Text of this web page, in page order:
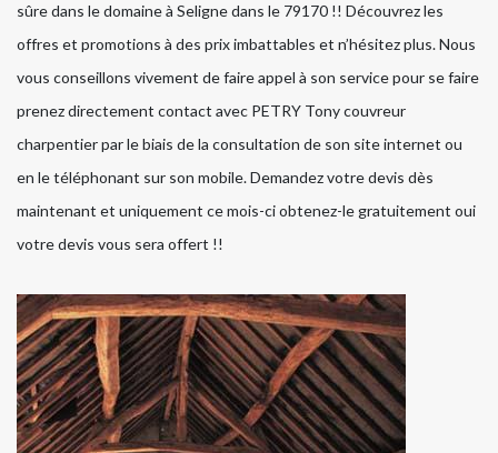
sûre dans le domaine à Seligne dans le 79170 !! Découvrez les
offres et promotions à des prix imbattables et n’hésitez plus. Nous
vous conseillons vivement de faire appel à son service pour se faire
prenez directement contact avec PETRY Tony couvreur
charpentier par le biais de la consultation de son site internet ou
en le téléphonant sur son mobile. Demandez votre devis dès
maintenant et uniquement ce mois-ci obtenez-le gratuitement oui
votre devis vous sera offert !!